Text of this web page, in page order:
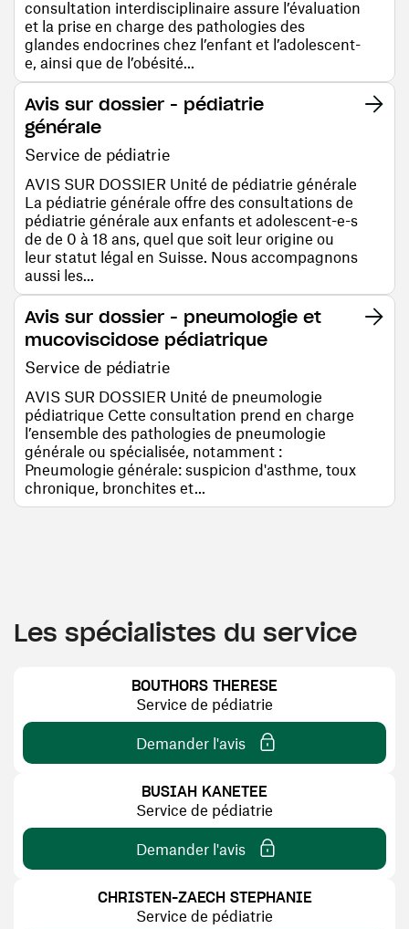
consultation interdisciplinaire assure l’évaluation
et la prise en charge des pathologies des
glandes endocrines chez l’enfant et l’adolescent-
e, ainsi que de l’obésité...
Avis sur dossier - pédiatrie
générale
Service de pédiatrie
AVIS SUR DOSSIER Unité de pédiatrie générale
La pédiatrie générale offre des consultations de
pédiatrie générale aux enfants et adolescent-e-s
de de 0 à 18 ans, quel que soit leur origine ou
leur statut légal en Suisse. Nous accompagnons
aussi les...
Avis sur dossier - pneumologie et
mucoviscidose pédiatrique
Service de pédiatrie
AVIS SUR DOSSIER Unité de pneumologie
pédiatrique Cette consultation prend en charge
l’ensemble des pathologies de pneumologie
générale ou spécialisée, notamment :
Pneumologie générale: suspicion d'asthme, toux
chronique, bronchites et...
Les spécialistes du service
BOUTHORS THERESE
Service de pédiatrie
Demander l'avis
nouvelle fenêtre)
BUSIAH KANETEE
Service de pédiatrie
Demander l'avis
nouvelle fenêtre)
CHRISTEN-ZAECH STEPHANIE
Service de pédiatrie